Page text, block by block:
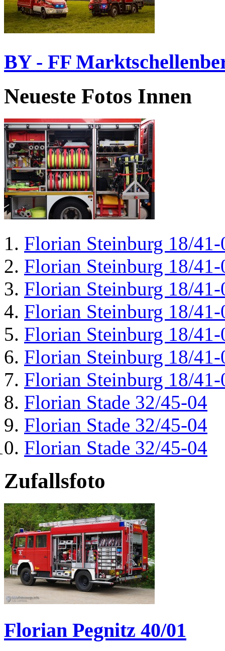
BY - FF
Neueste Fotos Innen
Florian Steinburg 18/41-
Florian Steinburg 18/41-
Florian Steinburg 18/41-
Florian Steinburg 18/41-
Florian Steinburg 18/41-
Florian Steinburg 18/41-
Florian Steinburg 18/41-
Florian Stade 32/45-04
Florian Stade 32/45-04
Florian Stade 32/45-04
Zufallsfoto
Florian Pegnitz 40/01